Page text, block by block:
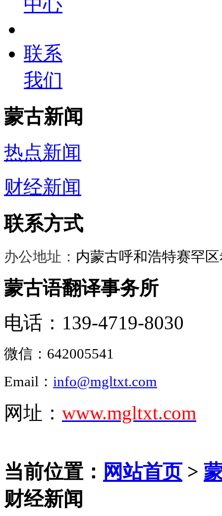
联系
我们
蒙古新闻
热点新闻
财经新闻
联系方式
办公地址： 内蒙古呼和浩特赛罕
蒙古语翻译事务所
电话：139-4719-8030
微信： 642005541
Email： info@mgltxt.com
网址： www.mgltxt.com
当前位置： 网站首页>
财经新闻